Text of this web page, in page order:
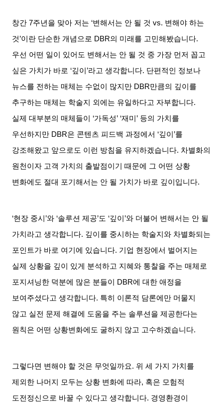
창간 7주년을 맞아 저는 ‘변해서는 안 될 것 vs. 변해야 하는
것’이란 단순한 개념으로 DBR의 미래를 고민해봤습니다.
우선 어떤 일이 있어도 변해서는 안 될 것 중 가장 먼저 꼽고
싶은 가치가 바로 ‘깊이’라고 생각합니다. 단편적인 정보나
뉴스를 전하는 매체는 수없이 많지만 DBR만큼의 깊이를
추구하는 매체는 학술지 외에는 유일하다고 자부합니다.
실제 대부분의 매체들이 ‘가독성’ ‘재미’ 등의 가치를
우선하지만 DBR은 콘텐츠 피드백 과정에서 ‘깊이’를
강조해왔고 앞으로도 이런 방침을 유지하겠습니다. 차별화의
원천이자 고객 가치의 출발점이기 때문에 그 어떤 상황
변화에도 절대 포기해서는 안 될 가치가 바로 깊이입니다.
‘현장 중시 ’와 ‘솔루션 제공’도 ‘깊이 ’와 더불어 변해서는 안 될
가치라고 생각합니다. 깊이를 중시하는 학술지와 차별화되는
포인트가 바로 여기에 있습니다. 기업 현장에서 벌어지는
실제 상황을 깊이 있게 분석하고 지혜와 통찰을 주는 매체로
포지셔닝한 덕분에 많은 분들이
DBR에 대한 애정을
보여주셨다고 생각합니다. 특히 이론적 담론에만 머물지
않고 실전 문제 해결에 도움을 주는 솔루션을 제공한다는
원칙은 어떤 상황변화에도 굴하지 않고 고수하겠습니다.
그렇다면 변해야 할 것은 무엇일까요. 위 세 가지 가치를
제외한 나머지 모두는 상황 변화에 따라, 혹은 모험적
도전정신으로 바꿀 수 있다고 생각합니다. 경영환경이